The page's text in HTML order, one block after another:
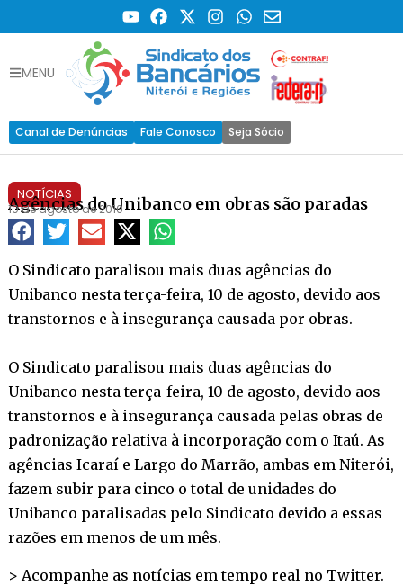
MENU
Canal de Denúncias Fale Conosco Seja Sócio
NOTÍCIAS
Agências do Unibanco em obras são paradas
10 de agosto de 2010
O Sindicato paralisou mais duas agências do
Unibanco nesta terça-feira, 10 de agosto, devido aos
transtornos e à insegurança causada por obras.
O Sindicato paralisou mais duas agências do
Unibanco nesta terça-feira, 10 de agosto, devido aos
transtornos e à insegurança causada pelas obras de
padronização relativa à incorporação com o Itaú. As
agências Icaraí e Largo do Marrão, ambas em Niterói,
fazem subir para cinco o total de unidades do
Unibanco paralisadas pelo Sindicato devido a essas
razões em menos de um mês.
> Acompanhe as notícias em tempo real no Twitter.